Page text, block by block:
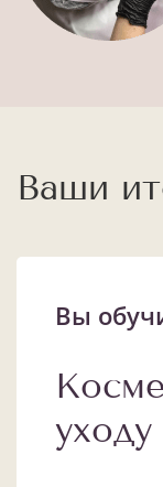
Ваши
Вы